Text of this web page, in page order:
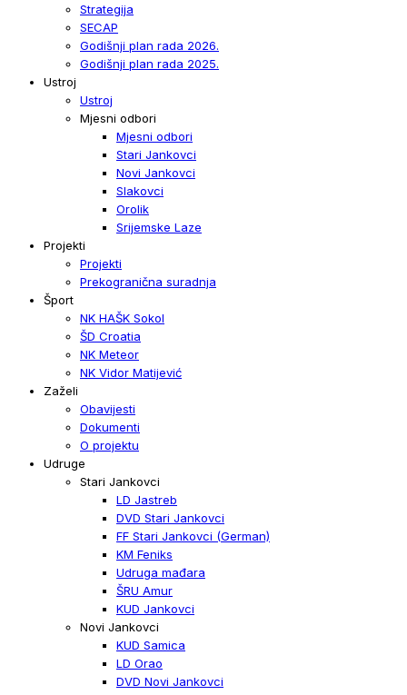
Strategija
SECAP
Godišnji plan rada 2026.
Godišnji plan rada 2025.
Ustroj
Ustroj
Mjesni odbori
Mjesni odbori
Stari Jankovci
Novi Jankovci
Slakovci
Orolik
Srijemske Laze
Projekti
Projekti
Prekogranična suradnja
Šport
NK HAŠK Sokol
ŠD Croatia
NK Meteor
NK Vidor Matijević
Zaželi
Obavijesti
Dokumenti
O projektu
Udruge
Stari Jankovci
LD Jastreb
DVD Stari Jankovci
FF Stari Jankovci (German)
KM Feniks
Udruga mađara
ŠRU Amur
KUD Jankovci
Novi Jankovci
KUD Samica
LD Orao
DVD Novi Jankovci